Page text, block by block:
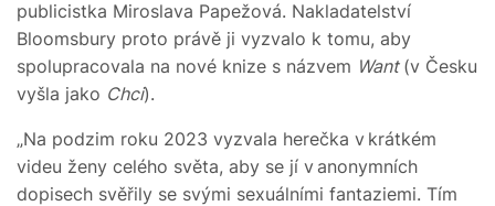
publicistka Miroslava Papežová. Nakladatelství
Bloomsbury proto právě ji vyzvalo k tomu, aby
spolupracovala na nové knize s názvem Want (v Česku
vyšla jako Chci).
„Na podzim roku 2023 vyzvala herečka v krátkém
videu ženy celého světa, aby se jí v anonymních
dopisech svěřily se svými sexuálními fantaziemi. Tím